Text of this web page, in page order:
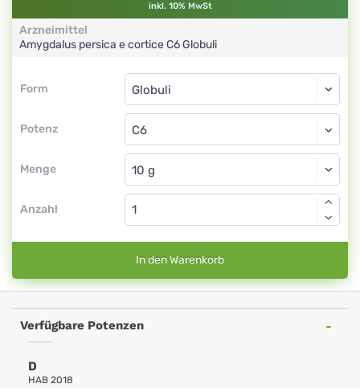
inkl. 10% MwSt
Arzneimittel
Amygdalus persica e corticeC6Globuli
Form
Form
Potenz
Globuli
C6
Menge
Globuli
Anzahl
In den Warenkorb
Verfügbare Potenzen
D
HAB 2018